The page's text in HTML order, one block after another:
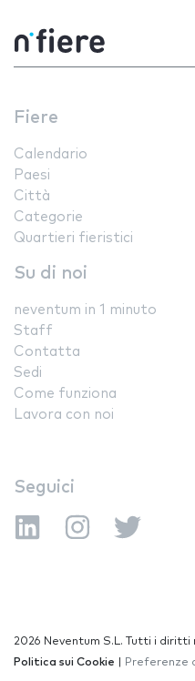
Fiere
Calendario
Paesi
Città
Categorie
Quartieri fieristici
Su di noi
neventum in 1 minuto
Staff
Contatta
Sedi
Come funziona
Lavora con noi
Seguici
2026 Neventum S.L. Tutti i diritti
Politica sui Cookie
Preferenze